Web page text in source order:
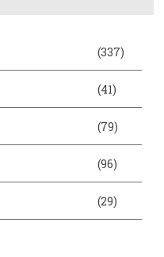
(337)
(41)
(79)
(96)
(29)